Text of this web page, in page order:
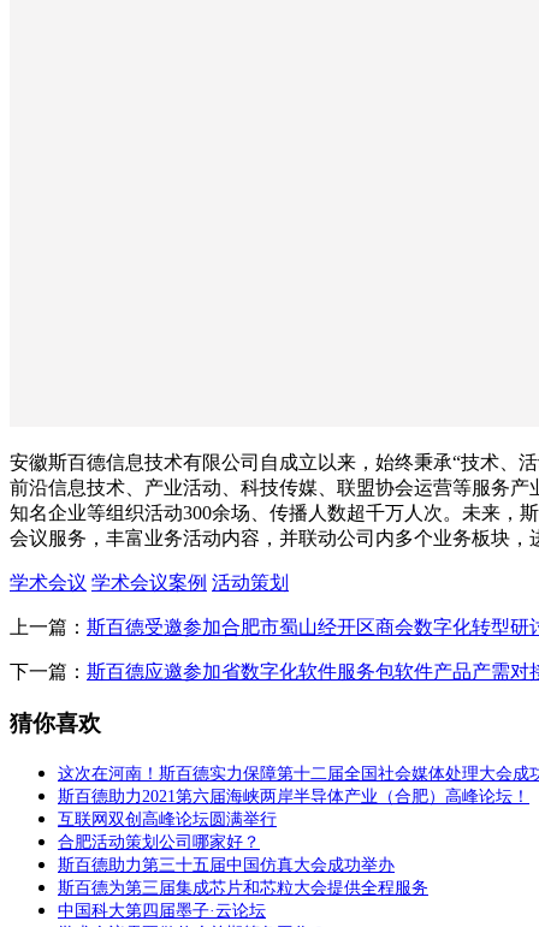
安徽斯百德信息技术有限公司自成立以来，始终秉承“技术、
前沿信息技术、产业活动、科技传媒、联盟协会运营等服务
知名企业等组织活动300余场、传播人数超千万人次。未来，
会议服务，丰富业务活动内容，并联动公司内多个业务板块，
学术会议 学术会议案例 活动策划
上一篇： 斯百德受邀参加合肥市蜀山经开区商会数字化转型研
下一篇： 斯百德应邀参加省数字化软件服务包软件产品产需对
猜你喜欢
这次在河南！斯百德实力保障第十二届全国社会媒体处理大会成
斯百德助力2021第六届海峡两岸半导体产业（合肥）高峰论坛！
互联网双创高峰论坛圆满举行
合肥活动策划公司哪家好？
斯百德助力第三十五届中国仿真大会成功举办
斯百德为第三届集成芯片和芯粒大会提供全程服务
中国科大第四届墨子·云论坛